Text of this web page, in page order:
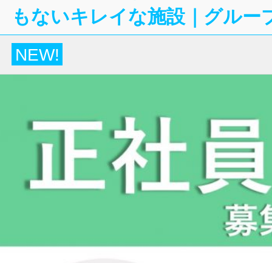
もないキレイな施設｜グルー
NEW!